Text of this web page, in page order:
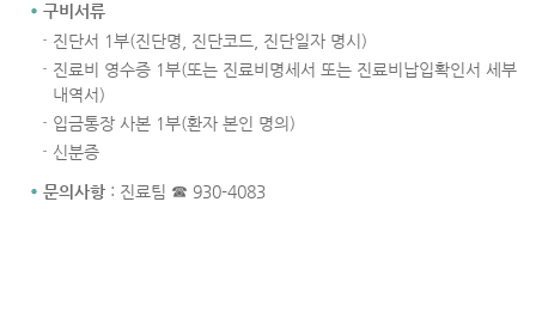
구비서류
진단서 1부(진단명, 진단코드, 진단일자 명시)
진료비 영수증 1부(또는 진료비명세서 또는 진료비납입확인서 세부
내역서)
입금통장 사본 1부(환자 본인 명의)
신분증
문의사항 : 진료팀 ☎ 930-4083